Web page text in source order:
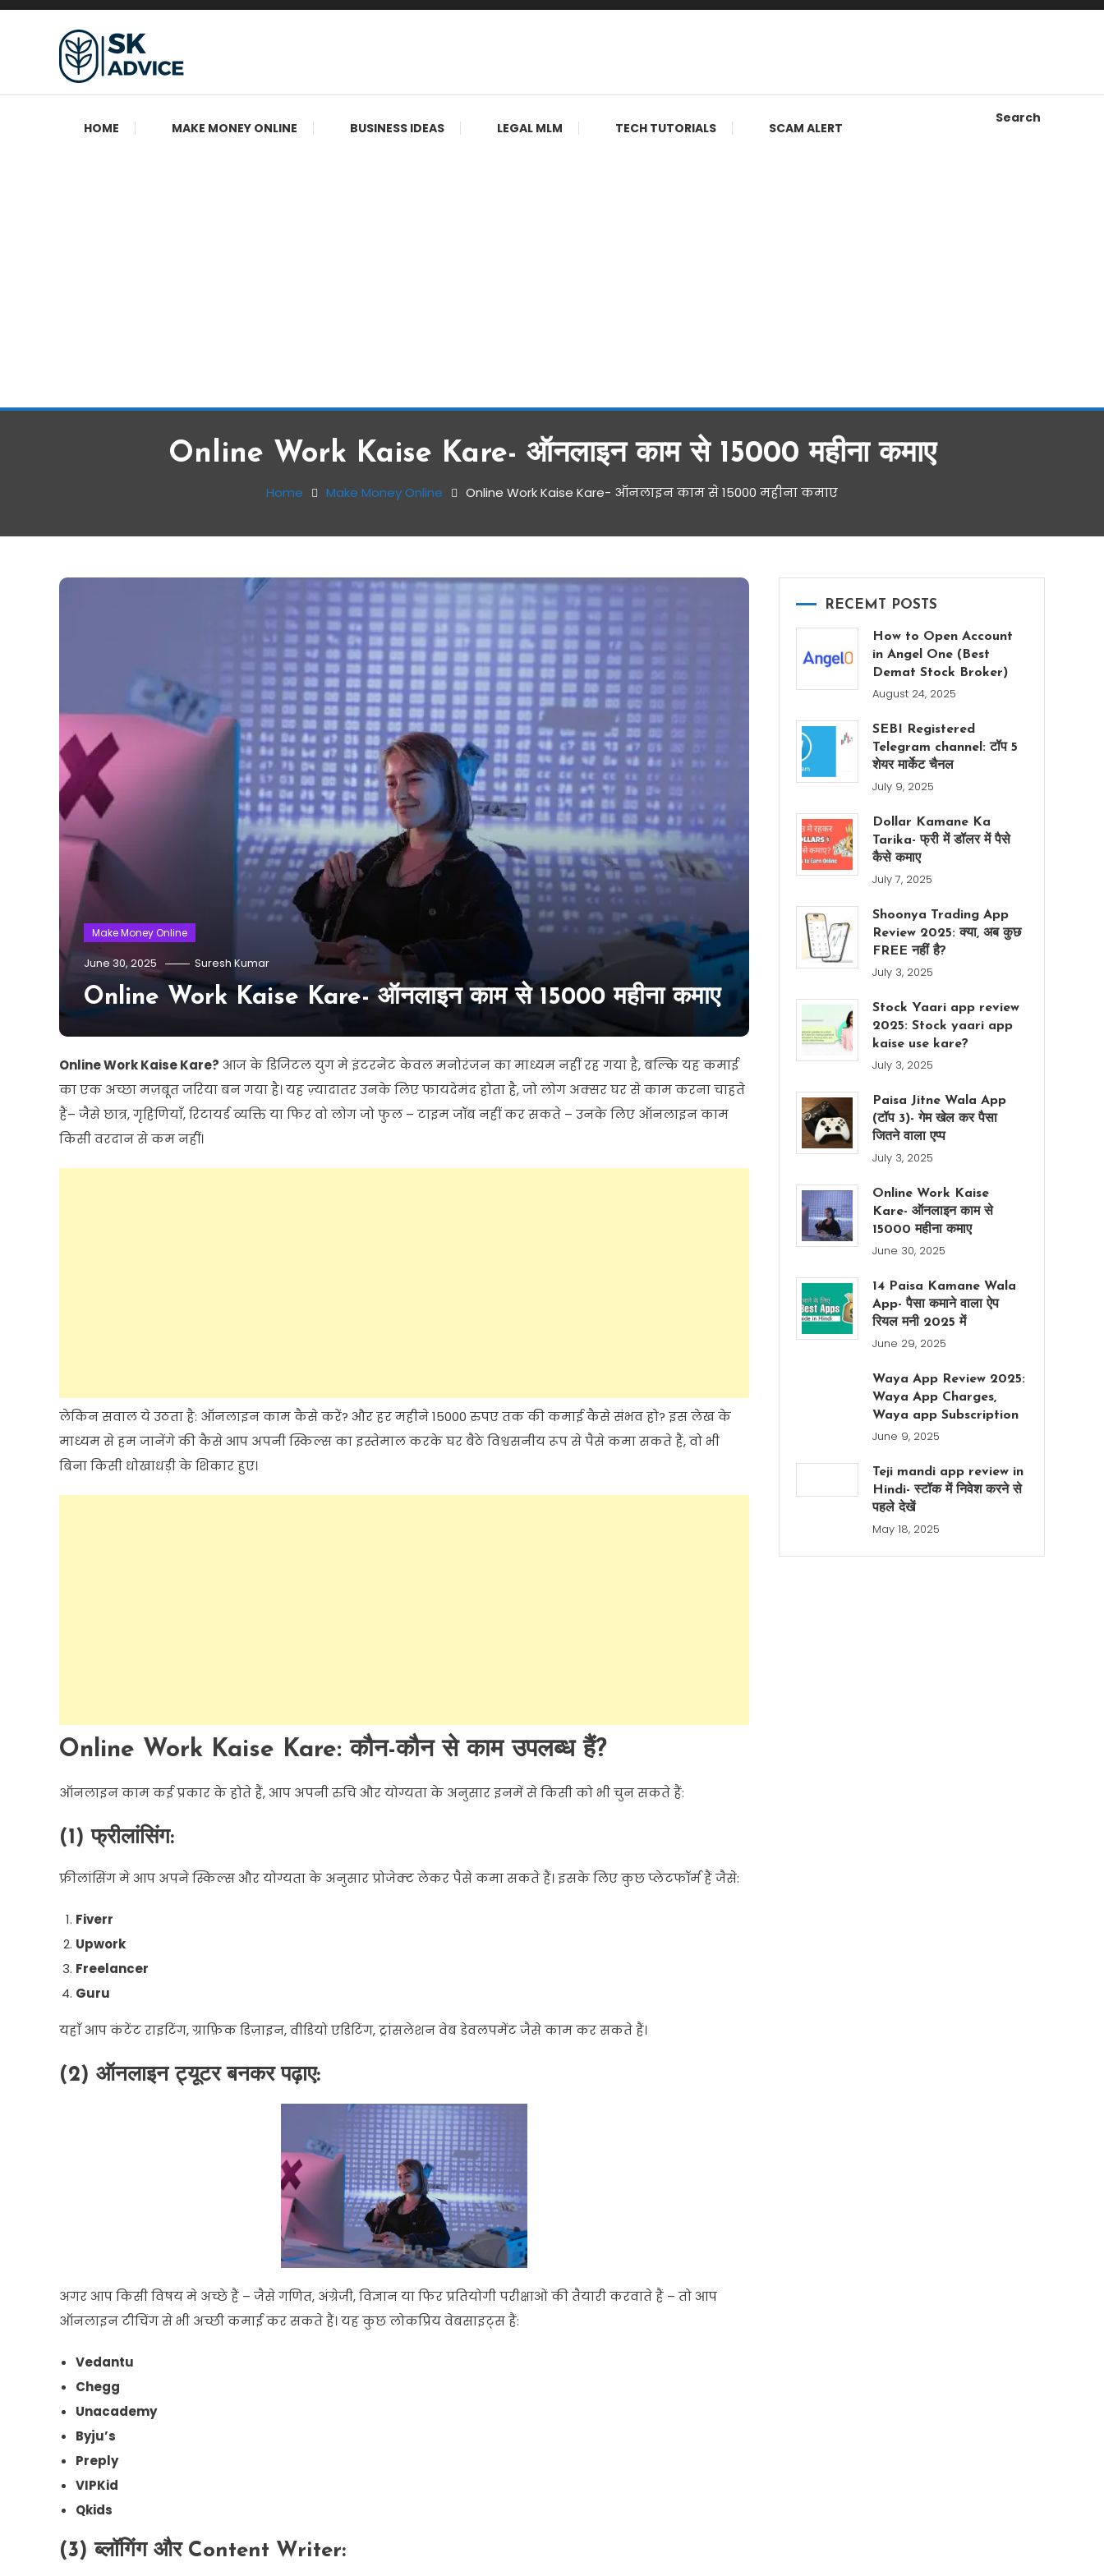
Skip
SK Advice
Sahi Business Advice, Sahi Paise
HOME MAKE MONEY ONLINE BUSINESS IDEAS LEGAL MLM TECH TUTORIALS SCAM ALERT
Search
Online Work Kaise Kare- ऑनलाइन काम से 15000 महीना कमाए
Home Make Money Online Online Work Kaise Kare- ऑनलाइन काम से 15000 महीना कमाए
Make Money Online
June 30, 2025 Suresh Kumar
Online Work Kaise Kare- ऑनलाइन काम से 15000 महीना कमाए
Online Work Kaise Kare? आजकेडिजिटलयुगमेइंटरनेटकेवलमनोरंजनकामाध्यमनहींरहगयाहै,बल्कियहकमाई
काएक अच्छामज़बूतजरियाबनगयाहै।यहज़्यादातरउनकेलिएफायदेमंदहोताहै,जोलोग अक्सरघरसेकामकरनाचाहते
हैं– जैसेछात्र,गृहिणियाँ,रिटायर्डव्यक्तियाफिरवोलोगजोफुल – टाइमजॉबनहींकरसकते – उनके लिए ऑनलाइनकाम
किसीवरदानसेकमनहीं।
लेकिनसवालयेउठताहै: ऑनलाइनकामकैसेकरें? औरहरमहीने15000 रुपएतककीकमाईकैसेसंभवहो? इसलेखके
माध्यमसेहमजानेंगेकीकैसेआप अपनीस्किल्सकाइस्तेमालकरकेघरबैठेविश्वसनीयरूपसेपैसेकमासकतेहैं,वोभी
बिनाकिसी धोखाधड़ीकेशिकारहुए।
Online Work Kaise Kare: कौन-कौन से काम उपलब्ध हैं?
ऑनलाइनकामकईप्रकारकेहोतेहैं,आप अपनीरुचिऔरयोग्यताके अनुसारइनमेंसेकिसीकोभीचुनसकतेहैं:
(1)फ्रीलांसिंग:
फ्रीलांसिंगमेआप अपनेस्किल्सऔरयोग्यताके अनुसारप्रोजेक्टलेकरपैसेकमासकतेहैं।इसकेलिएकुछप्लेटफॉर्महैंजैसे:
Fiverr
Upwork
Freelancer
Guru
यहाँआपकंटेंटराइटिंग,ग्राफ़िकडिज़ाइन,वीडियोएडिटिंग,ट्रांसलेशनवेबडेवलपमेंटजैसेकामकरसकतेहैं।
(2) ऑनलाइन ट्यूटर बनकर पढ़ाए:
अगरआपकिसीविषयमे अच्छेहैं – जैसेगणित, अंग्रेजी,विज्ञानयाफिरप्रतियोगीपरीक्षाओंकीतैयारीकरवातेहैं – तोआप
ऑनलाइनटीचिंगसेभी अच्छीकमाईकरसकतेहैं।यहकुछलोकप्रियवेबसाइट्सहैं:
Vedantu
Chegg
Unacademy
Byju’s
Preply
VIPKid
Qkids
(3)ब्लॉगिंग औरContent Writer:
RECEMT POSTS
How to Open Account
in Angel One (Best
Demat Stock Broker)
August 24, 2025
SEBI Registered
Telegram channel: टॉप 5
शेयर मार्केट चैनल
July 9, 2025
Dollar Kamane Ka
Tarika- फ्री में डॉलर में पैसे
कैसे कमाए
July 7, 2025
Shoonya Trading App
Review 2025: क्या, अब कुछ
FREE नहीं है?
July 3, 2025
Stock Yaari app review
2025: Stock yaari app
kaise use kare?
July 3, 2025
Paisa Jitne Wala App
(टॉप 3)- गेम खेल कर पैसा
जितने वाला एप्प
July 3, 2025
Online Work Kaise
Kare- ऑनलाइन काम से
15000 महीना कमाए
June 30, 2025
14 Paisa Kamane Wala
App- पैसा कमाने वाला ऐप
रियल मनी 2025 में
June 29, 2025
Waya App Review 2025:
Waya App Charges,
Waya app Subscription
June 9, 2025
Teji mandi app review in
Hindi- स्टॉक में निवेश करने से
पहले देखें
May 18, 2025